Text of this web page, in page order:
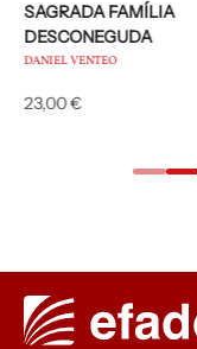
SAGRADA FAMÍLIA
DESCONEGUDA
DANIEL VENTEO
23,00 €